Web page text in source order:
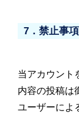
7．禁止事項
当アカウント
内容の投稿は
ユーザーによ